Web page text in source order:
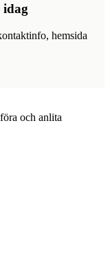
hemsida
och anlita